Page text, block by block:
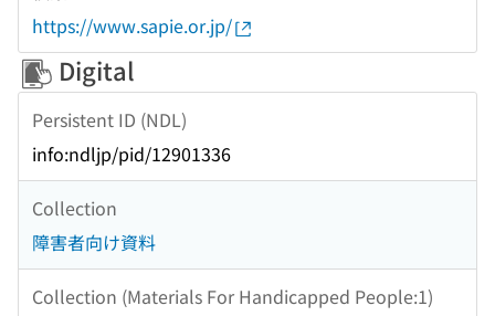
https://www.sapie.or.jp/
Digital
Persistent ID (NDL)
info:ndljp/pid/12901336
Collection
障害者向け資料
Collection (Materials For Handicapped People:1)